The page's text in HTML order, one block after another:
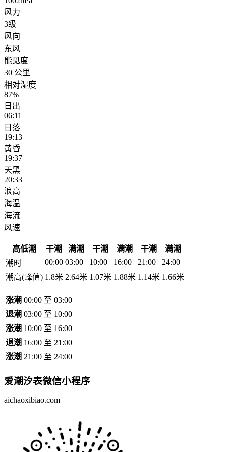
风力
3级
风向
东风
能见度
30 公里
相对湿度
87%
日出
06:11
日落
19:13
黄昏
19:37
天黑
20:33
浪高
海温
海流
风速
高低潮 干潮 满潮 干潮 满潮 干潮
满潮
潮时
00:00 03:00 10:00 16:00 21:00
24:00
潮高(峰值) 1.8米 2.64米 1.07米 1.88米 1.14米 1.66米
涨潮 00:00 至 03:00
退潮 03:00 至 10:00
涨潮 10:00 至 16:00
退潮 16:00 至 21:00
涨潮 21:00 至 24:00
爱潮汐表微信小程序
aichaoxibiao.com